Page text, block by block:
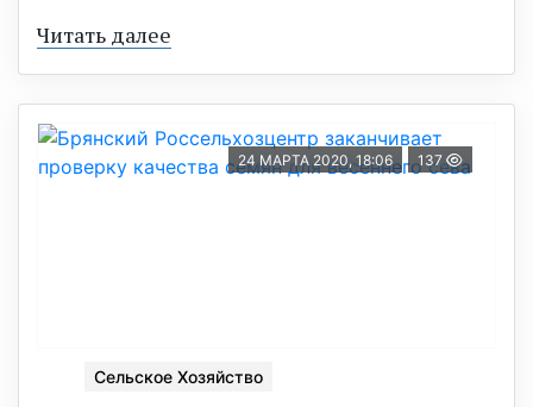
Читать далее
24 МАРТА 2020, 18:06 137
Сельское Хозяйство